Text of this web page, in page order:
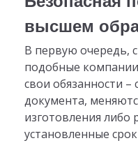
высшем
В первую очередь,
подобные
свои обязанности –
документа,
изготовления либо
установленные